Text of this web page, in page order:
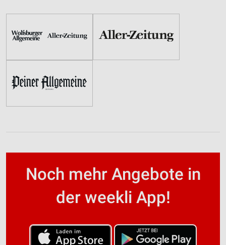
Noch mehr Angebote in
der weekli App!